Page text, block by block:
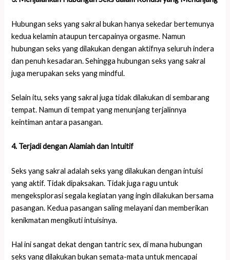
Hubungan seks yang sakral bukan hanya sekedar bertemunya
kedua kelamin ataupun tercapainya orgasme. Namun
hubungan seks yang dilakukan dengan aktifnya seluruh indera
dan penuh kesadaran. Sehingga hubungan seks yang sakral
juga merupakan seks yang mindful.
Selain itu, seks yang sakral juga tidak dilakukan di sembarang
tempat. Namun di tempat yang menunjang terjalinnya
keintiman antara pasangan.
4. Terjadi dengan Alamiah dan Intuitif
Seks yang sakral adalah seks yang dilakukan dengan intuisi
yang aktif. Tidak dipaksakan. Tidak juga ragu untuk
mengeksplorasi segala kegiatan yang ingin dilakukan bersama
pasangan. Kedua pasangan saling melayani dan memberikan
kenikmatan mengikuti intuisinya.
Hal ini sangat dekat dengan tantric sex, di mana hubungan
seks yang dilakukan bukan semata-mata untuk mencapai